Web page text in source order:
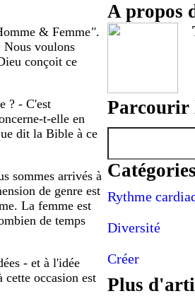
& Femme".
Nous voulons
conçoit ce
? - C'est
t-elle en
dit la Bible à ce
sommes arrivés à
de genre est
La femme est
de temps
- et à l'idée
occasion est
A propos
Parcourir
Catégories
Rythme
Diversité
Créer
Plus